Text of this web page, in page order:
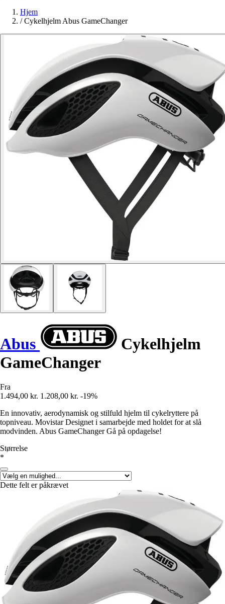
Hjem
/ Cykelhjelm Abus GameChanger
Abus
Cykelhjelm
GameChanger
Fra
1.494,00 kr. 1.208,00 kr. -19%
En innovativ, aerodynamisk og stilfuld hjelm til cykelryttere på
topniveau. Movistar Designet i samarbejde med holdet for at slå
modvinden. Abus GameChanger Gå på opdagelse!
Størrelse
*
Dette felt er påkrævet